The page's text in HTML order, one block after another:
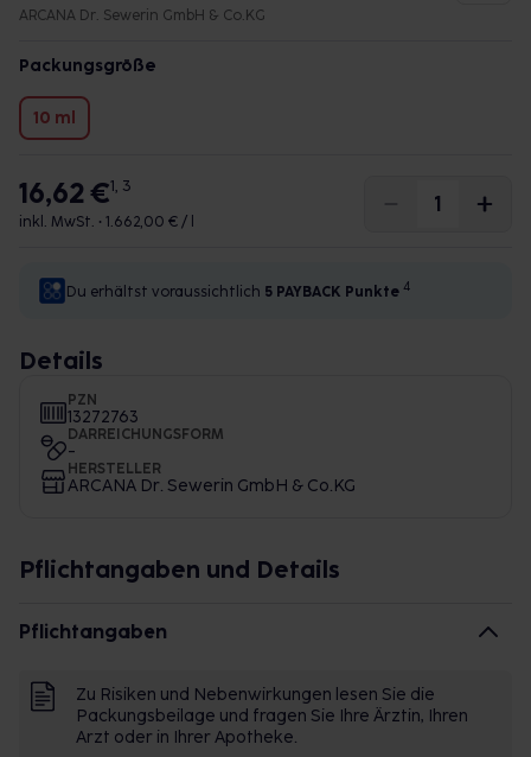
ARCANA Dr. Sewerin GmbH & Co.KG
Packungsgröße
10 ml
16,62 €1, 3
inkl. MwSt. • 1.662,00 € / l
Du erhältst voraussichtlich 5 PAYBACK Punkte 4
Details
PZN
13272763
DARREICHUNGSFORM
-
HERSTELLER
ARCANA Dr. Sewerin GmbH & Co.KG
Pflichtangaben und Details
Pflichtangaben
Zu Risiken und Nebenwirkungen lesen Sie die
Packungsbeilage und fragen Sie Ihre Ärztin, Ihren
Arzt oder in Ihrer Apotheke.